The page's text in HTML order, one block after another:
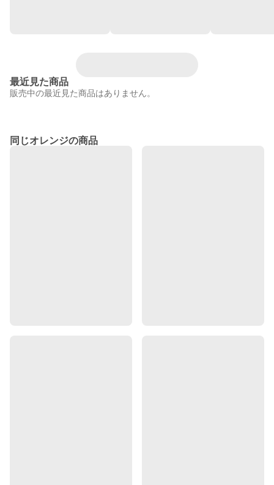
最近見た商品
販売中の最近見た商品はありません。
同じオレンジの商品